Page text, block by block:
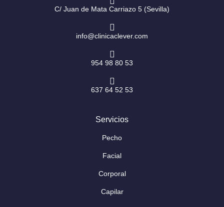
f
C/ Juan de Mata Carriazo 5 (Sevilla)
info@clinicaclever.com
954 98 80 53
637 64 52 53
Servicios
Pecho
Facial
Corporal
Capilar